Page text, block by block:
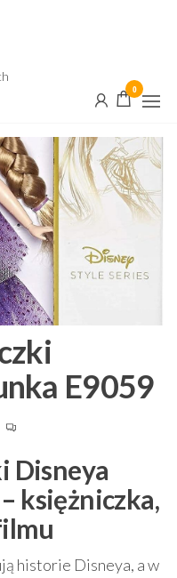
0
E9059
Disneya
księżniczka,
historie Disneya, a w